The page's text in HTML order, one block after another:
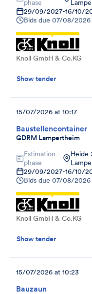
phase
29/09/2027-16/10/
Bids due 07/08/2026
Knoll GmbH & Co.KG
Show tender
Baustellencontainer
GDRM Lampertheim
15/07/2026 at 10:17
Estimation
phase
Heide
29/09/2027-16/10/
Bids due 07/08/2026
Knoll GmbH & Co.KG
Show tender
Bauzaun
15/07/2026 at 10:23